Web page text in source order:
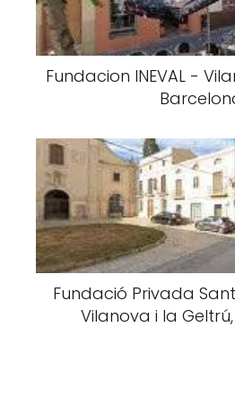
Fundacion INEVAL -
Fundació Privada
Vilanova i la